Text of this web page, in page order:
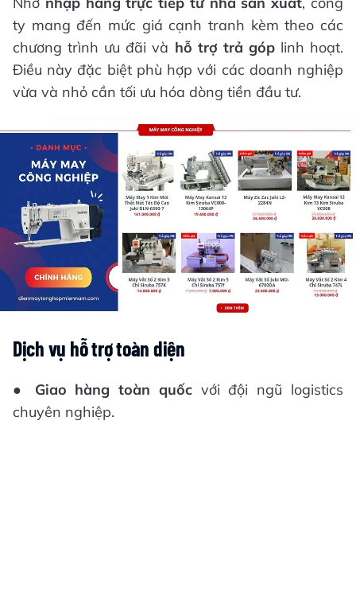
ty mang đến mức giá cạnh tranh kèm theo các
chương trình ưu đãi và hỗ trợ trả góplinh hoạt.
Điều này đặc biệt phù hợp với các doanh nghiệp
vừa và nhỏ cần tối ưu hóa dòng tiền đầu tư.
Dịch vụ hỗ trợ toàn diện
● Giao hàng toàn quốcvới đội ngũ logistics
chuyên nghiệp.